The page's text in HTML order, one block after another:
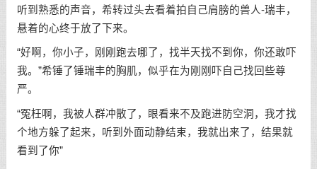
听到熟悉的声音，希转过头去看着拍自己肩膀的兽人-瑞丰，
悬着的心终于放了下来。
“好啊，你小子，刚刚跑去哪了，找半天找不到你，你还敢吓
我。”希锤了锤瑞丰的胸肌，似乎在为刚刚吓自己找回些尊
严。
“冤枉啊，我被人群冲散了，眼看来不及跑进防空洞，我才找
个地方躲了起来，听到外面动静结束，我就出来了，结果就
看到了你”